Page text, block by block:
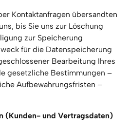
Kontaktanfragen übersandten
bis Sie uns zur Löschung
zur Speicherung
für die Datenspeicherung
Bearbeitung Ihres
gesetzliche Bestimmungen –
Aufbewahrungsfristen –
(Kunden- und Vertragsdaten)